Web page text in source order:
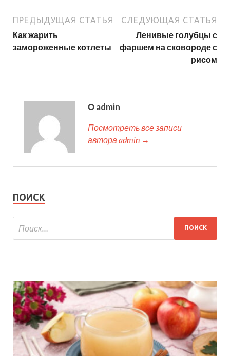
ПРЕДЫДУЩАЯ СТАТЬЯ
Как жарить
замороженные котлеты
СЛЕДУЮЩАЯ СТАТЬЯ
Ленивые голубцы с
фаршем на сковороде с
рисом
О admin
Посмотреть все записи
автора admin →
ПОИСК